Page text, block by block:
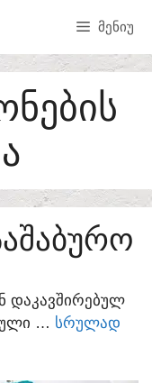
ᲛᲔᲜᲘᲣ
ᲓᲐᲙᲐᲕᲨᲘᲠᲔᲑᲣᲚ
… ᲡᲠᲣᲚᲐᲓ